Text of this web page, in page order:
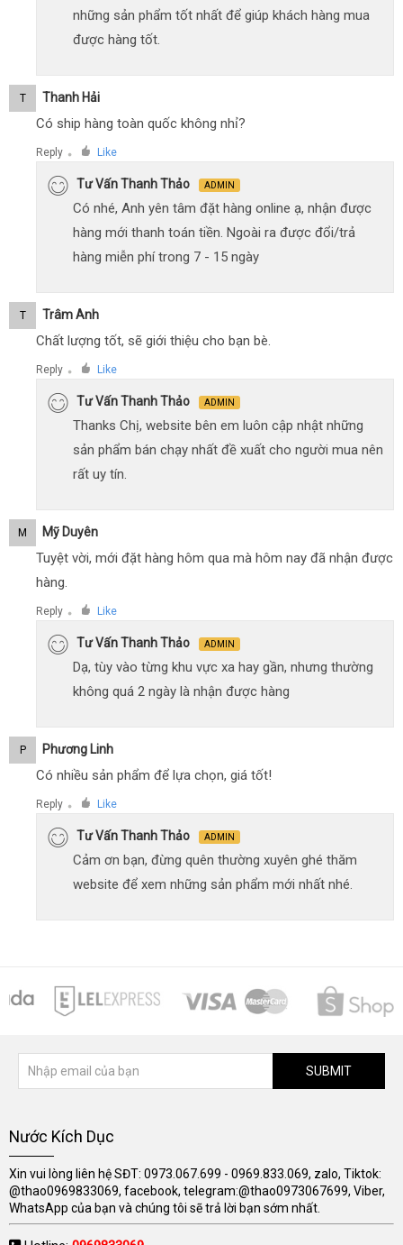
những sản phẩm tốt nhất để giúp khách hàng mua
được hàng tốt.
T Thanh Hải
Có ship hàng toàn quốc không nhỉ?
Reply ● Like
Tư Vấn Thanh Thảo ADMIN
Có nhé, Anh yên tâm đặt hàng online ạ, nhận được
hàng mới thanh toán tiền. Ngoài ra được đổi/trả
hàng miễn phí trong 7 - 15 ngày
T Trâm Anh
Chất lượng tốt, sẽ giới thiệu cho bạn bè.
Reply ● Like
Tư Vấn Thanh Thảo ADMIN
Thanks Chị, website bên em luôn cập nhật những
sản phẩm bán chạy nhất đề xuất cho người mua nên
rất uy tín.
M Mỹ Duyên
Tuyệt vời, mới đặt hàng hôm qua mà hôm nay đã nhận được
hàng.
Reply ● Like
Tư Vấn Thanh Thảo ADMIN
Dạ, tùy vào từng khu vực xa hay gần, nhưng thường
không quá 2 ngày là nhận được hàng
P Phương Linh
Có nhiều sản phẩm để lựa chọn, giá tốt!
Reply ● Like
Tư Vấn Thanh Thảo ADMIN
Cảm ơn bạn, đừng quên thường xuyên ghé thăm
website để xem những sản phẩm mới nhất nhé.
SUBMIT
Nước Kích Dục
Xin vui lòng liên hệ SĐT: 0973.067.699 - 0969.833.069, zalo, Tiktok:
@thao0969833069, facebook, telegram:@thao0973067699, Viber,
WhatsApp của bạn và chúng tôi sẽ trả lời bạn sớm nhất.